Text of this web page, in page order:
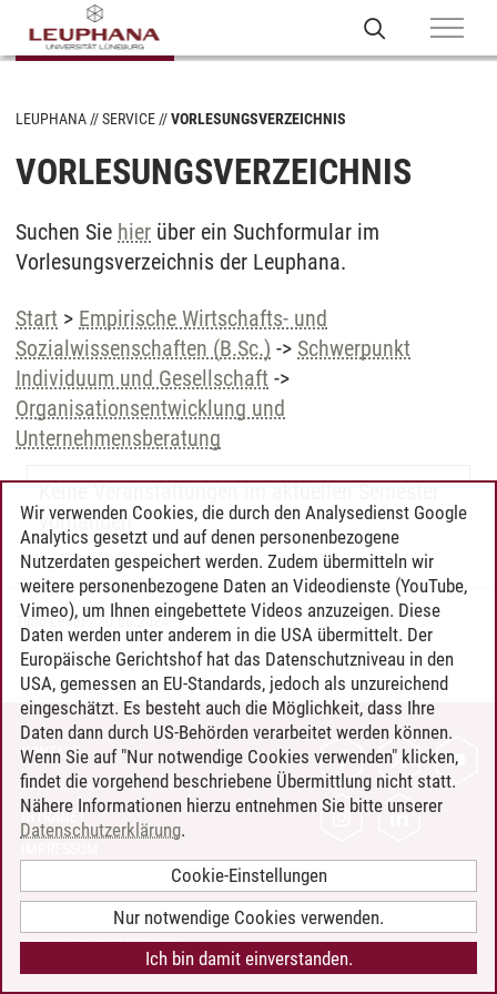
LEUPHANA SERVICE VORLESUNGSVERZEICHNIS
VORLESUNGSVERZEICHNIS
Suchen Sie hier über ein Suchformular im
Vorlesungsverzeichnis der Leuphana.
Start > Empirische Wirtschafts- und
Sozialwissenschaften (B.Sc.) -> Schwerpunkt
Individuum und Gesellschaft ->
Organisationsentwicklung und
Unternehmensberatung
Keine Veranstaltungen im aktuellen Semester
vorhanden
Timo Leder/30.06.2024
KONTAKT
LEUPHANA ALS ARBEITGEBER
INTRANET
BARRIEREFREIHEIT
COOKIE-EINSTELLUNGEN
Wir verwenden Cookies, die durch den Analysedienst Google
Analytics gesetzt und auf denen personenbezogene
Nutzerdaten gespeichert werden. Zudem übermitteln wir
weitere personenbezogene Daten an Videodienste (YouTube,
Vimeo), um Ihnen eingebettete Videos anzuzeigen. Diese
Daten werden unter anderem in die USA übermittelt. Der
Europäische Gerichtshof hat das Datenschutzniveau in den
USA, gemessen an EU-Standards, jedoch als unzureichend
eingeschätzt. Es besteht auch die Möglichkeit, dass Ihre
Daten dann durch US-Behörden verarbeitet werden können.
Wenn Sie auf "Nur notwendige Cookies verwenden" klicken,
findet die vorgehend beschriebene Übermittlung nicht statt.
Nähere Informationen hierzu entnehmen Sie bitte unserer
Datenschutzerklärung.
Cookie-Einstellungen
Nur notwendige Cookies verwenden.
Ich bin damit einverstanden.